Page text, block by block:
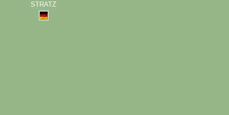
STRATZ